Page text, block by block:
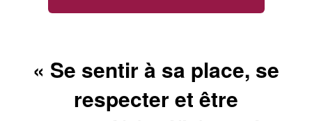
« Se sentir à sa place, se
respecter et être